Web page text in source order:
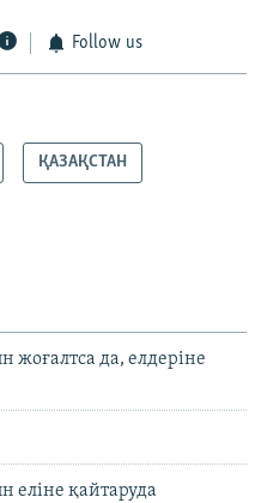
Follow us
ҚАЗАҚСТАН
жоғалтса да, елдеріне
еліне қайтаруда